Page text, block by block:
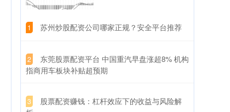
1 ​苏州炒股配资公司哪家正规？安全平台推荐
2
​东莞股票配资平台 中国重汽早盘涨超8% 机构
指商用车板块补贴超预期
3
​股票配资赚钱：杠杆效应下的收益与风险解